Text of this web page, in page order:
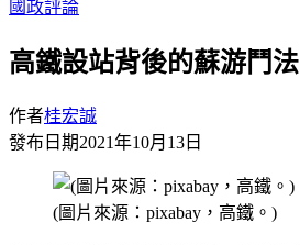
國政評論
高鐵設站背後的蘇游鬥法
作者桂宏誠
發布日期2021年10月13日
(圖片來源：pixabay，高鐵。)